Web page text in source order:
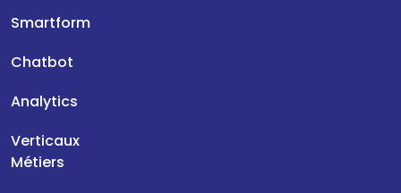
Smartform
Chatbot
Analytics
Verticaux
Métiers